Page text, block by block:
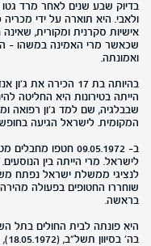
בדיוק שבע שנים לאחר מרד
ולאבי. היא תוארה על ידי
אישיות סקרנית ומקורית,
שכאשר מרי האמינה במשהו -
ואמונתה.
בהיותה בת 17
הייתה בטירונות היא החליטה
שבבלגיה, שם למד ג'ון רפואה
המקומית. לישראל הגיעה
ב- 09.05.1972
לישראל. מרי הייתה בין
לנציגי ממשלת ישראל נפתח
שוחררו החטופים בפעולה
בראשה.
היא פונתה לבית החולים בתל
בה' בסיוון תשל"ב, (18.05.1972), נפטרה מרי מפצעיה.